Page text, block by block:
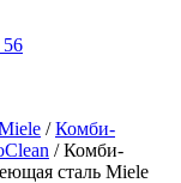
56
/Комби-
/Комби-
сталь Miele